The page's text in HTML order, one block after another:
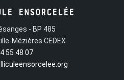
ENSORCELÉE
- BP 485
Mézières CEDEX
55 48 07